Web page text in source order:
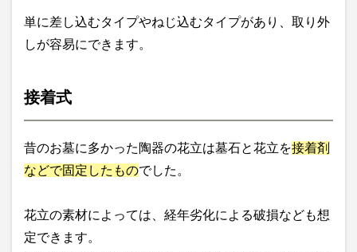
単に差し込むタイプやねじ込むタイプがあり、取り外
しが容易にできます。
接着式
昔のお墓に多かった陶器の花立は墓石と花立を接着剤
などで固定したものでした。
花立の素材によっては、経年劣化による破損なども想
定できます。